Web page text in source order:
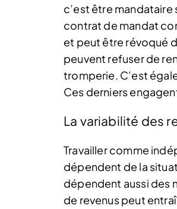
c’est être
contrat de mandat
et peut être révoqué
peuvent refuser de
tromperie. C’est
Ces derniers
La variabilité des
Travailler comme
dépendent de la
dépendent aussi des
de revenus peut